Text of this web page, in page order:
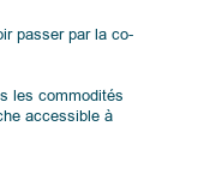
passer par la co-
les commodités
accessible à